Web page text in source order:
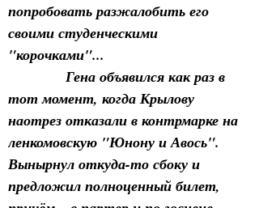
попробовать разжалобить его
своими студенческими
"корочками"...
Гена объявился как раз в
тот момент, когда Крылову
наотрез отказали в контрмарке на
ленкомовскую "Юнону и Авось".
Вынырнул откуда-то сбоку и
предложил полноценный билет,